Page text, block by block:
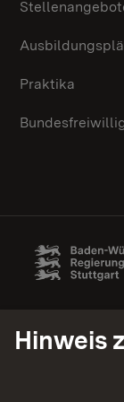
Praktika
Hinweis